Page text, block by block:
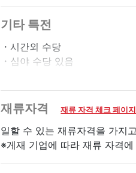
기타 특전
・시간외 수당
・심야 수당 있음
환영
여성 활약중
재류자격 재류 자격 체크 페이
일할 수 있는 재류자격을 가지
※게재 기업에 따라 재류 자격